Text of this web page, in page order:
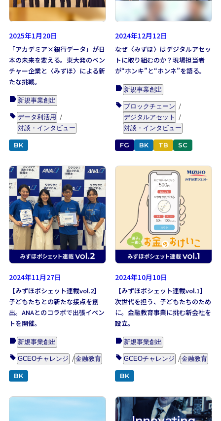
TOP
トップ
ARTICLES
DX事例一覧
DXニュース
RECRUIT
キャリア採用情報
2025年1月20日
「アカデミア×銀行データ」が日
本の未来を変える。東大発のベン
チャー企業と〈みずほ〉による新
たな挑戦。
新規事業創出
データ利活用
対談・インタビュー
BK
2024年12月12日
なぜ〈みずほ〉はデジタルアセッ
トに取り組むのか？現場担当者
が“ホンキ”と“ホンネ”を語る。
新規事業創出
ブロックチェーン
デジタルアセット
対談・インタビュー
FG BK TB SC
2024年11月27日
【みずほポシェット連載vol.2】
子どもたちとの新たな接点を創
出。ANAとのコラボで出張イベン
トを開催。
新規事業創出
GCEOチャレンジ 金融教育
BK
2024年10月10日
【みずほポシェット連載vol.1】
次世代を担う、子どもたちのため
に。金融教育事業に挑む新会社を
設立。
新規事業創出
GCEOチャレンジ 金融教育
BK